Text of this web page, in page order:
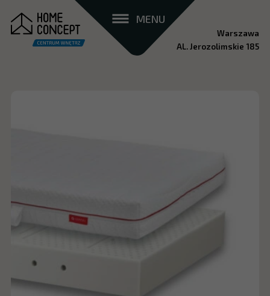
MENU
Warszawa
AL. Jerozolimskie 185